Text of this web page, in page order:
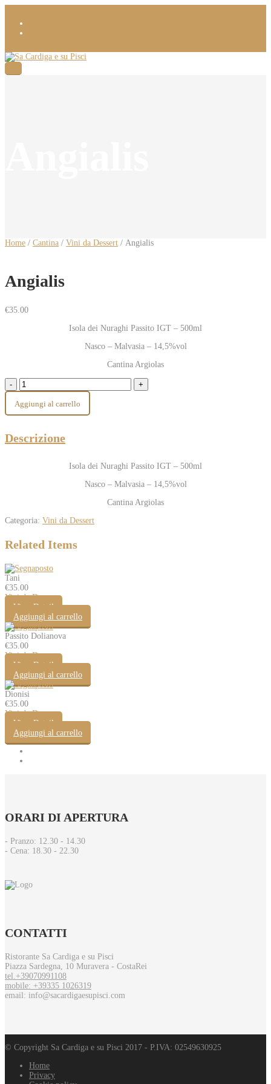
Home / Cantina / Vini da Dessert / Angialis
Angialis
€35.00
Isola dei Nuraghi Passito IGT – 500ml
Nasco – Malvasia – 14,5%vol
Cantina Argiolas
Aggiungi al carrello
Descrizione
Isola dei Nuraghi Passito IGT – 500ml
Nasco – Malvasia – 14,5%vol
Cantina Argiolas
Categoria: Vini da Dessert
Related Items
Tani
€35.00
Vini da Dessert
View Detail
Aggiungi al carrello
Passito Dolianova
€35.00
Vini da Dessert
View Detail
Aggiungi al carrello
Dionisi
€35.00
Vini da Dessert
View Detail
Aggiungi al carrello
ORARI DI APERTURA
- Pranzo: 12.30 - 14.30​
- Cena: 18.30 - 22.30
CONTATTI
Ristorante Sa Cardiga e su Pisci
Piazza Sardegna, 10 Muravera - CostaRei
tel.+39070991108
mobile: +39335 1026319
email: info@sacardigaesupisci.com
© Copyright Sa Cardiga e su Pisci 2017 - P.IVA: 02549630925
Home
Privacy